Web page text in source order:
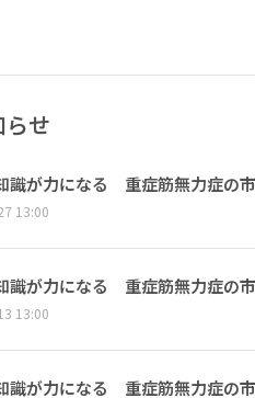
せ
識が力になる 重症筋無力症の
13:00
識が力になる 重症筋無力症の
13:00
識が力になる 重症筋無力症の